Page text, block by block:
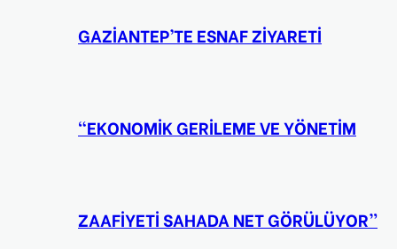
GAZİANTEP’TE ESNAF ZİYARETİ
“EKONOMİK GERİLEME VE YÖNETİM
ZAAFİYETİ SAHADA NET GÖRÜLÜYOR”